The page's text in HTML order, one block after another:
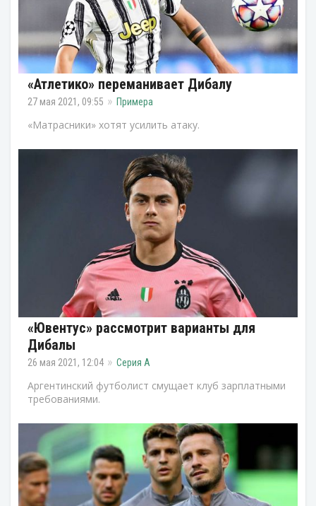
«Атлетико» переманивает Дибалу
27 мая 2021, 09:55 Примера
«Матрасники» хотят усилить атаку.
«Ювентус» рассмотрит варианты для
Дибалы
26 мая 2021, 12:04 Серия А
Аргентинский футболист смущает клуб зарплатными
требованиями.